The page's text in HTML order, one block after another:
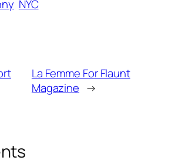
NYC
La Femme For Flaunt
Magazine →